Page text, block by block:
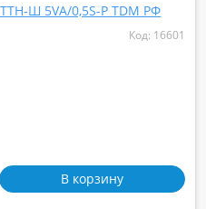
Ш 5VA/0,5S-Р TDM РФ
Код: 16601
В корзину